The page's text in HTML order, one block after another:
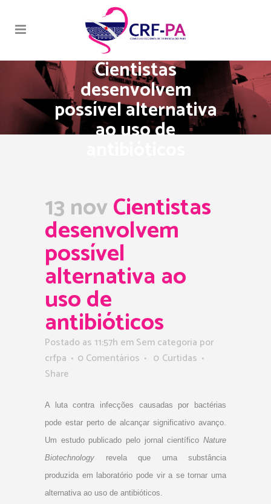
Cientistas
desenvolvem
possível alternativa
ao uso de
13 novCientistas
desenvolvem
possível
alternativa ao
uso de
antibióticos
Postado as 11:57h em Sem categoria por
crfpa
0 Comentários 0 Curtidas
Share
A luta contra infecções causadas por bactérias
pode estar perto de alcançar significativo avanço.
Um estudo publicado pelo jornal científico Nature
Biotechnology revela que uma substância
produzida em laboratório pode vir a se tornar uma
alternativa ao uso de antibióticos.